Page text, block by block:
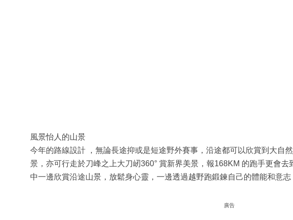
風景怡人的山景
今年的路線設計 ，無論長途抑或是短途野外賽事，沿途都可以欣賞到大自
景，亦可行走於刀峰之上大刀屻360° 賞新界美景，報168KM 的跑手更會
中一邊欣賞沿途山景，放鬆身心靈，一邊透過越野跑鍛鍊自己的體能和意志
廣告